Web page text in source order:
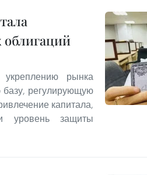
облигаций
рынка
базу, регулирующую
капитала,
уровень защиты